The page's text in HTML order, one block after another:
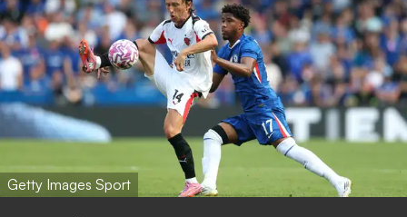
Getty Images Sport